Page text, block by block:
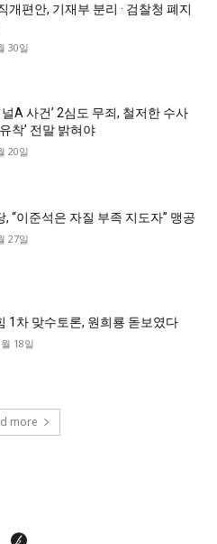
개편안, 기재부 분리 · 검찰청 폐지
30일
널A 사건’ 2심도 무죄, 철저한 수사
착’ 전말 밝혀야
20일
, “이준석은 자질 부족 지도자” 맹공
27일
1차 맞수토론, 원희룡 돋보였다
18일
more